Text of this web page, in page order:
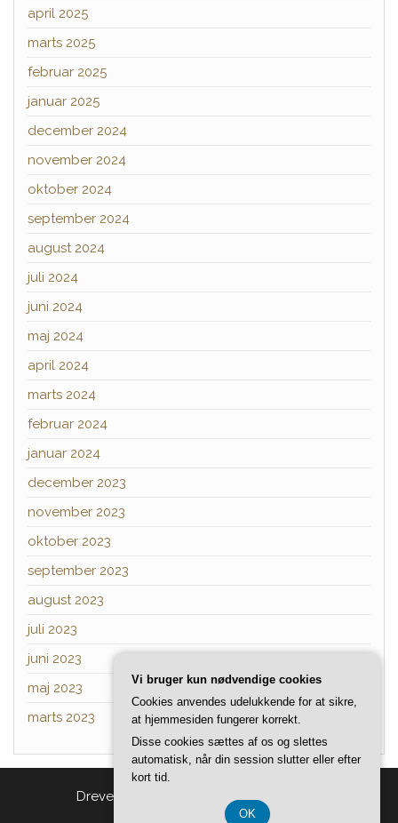
april 2025
marts 2025
februar 2025
januar 2025
december 2024
november 2024
oktober 2024
september 2024
august 2024
juli 2024
juni 2024
maj 2024
april 2024
marts 2024
februar 2024
januar 2024
december 2023
november 2023
oktober 2023
september 2023
august 2023
juli 2023
juni 2023
maj 2023
marts 2023
Drevet af Tema:Head Blog
Vi bruger kun nødvendige cookies
Cookies anvendes udelukkende for at sikre,
at hjemmesiden fungerer korrekt.
Disse cookies sættes af os og slettes
automatisk, når din session slutter eller efter
kort tid.
OK